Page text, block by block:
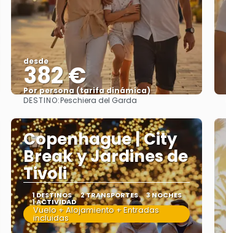
desde
382 €
Por persona (tarifa dinámica)
Ver más
DESTINO:Peschiera del Garda
Copenhague | City
Break y Jardines de
Tivoli
1 DESTINOS 2 TRANSPORTES 3 NOCHES
1 ACTIVIDAD
Vuelo + Alojamiento + Entradas
incluidas